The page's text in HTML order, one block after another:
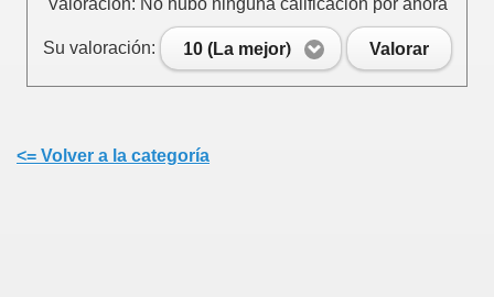
Valoración: No hubo ningúna calificación por ahora
Su valoración: 10 (La mejor) Valorar
<= Volver a la categoría